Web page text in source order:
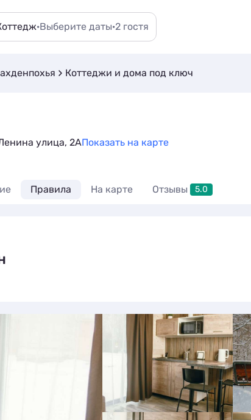
·Выберите даты·2 гостя
Коттеджи и дома под ключ
улица, 2АПоказать на карте
Правила На карте Отзывы 5.0